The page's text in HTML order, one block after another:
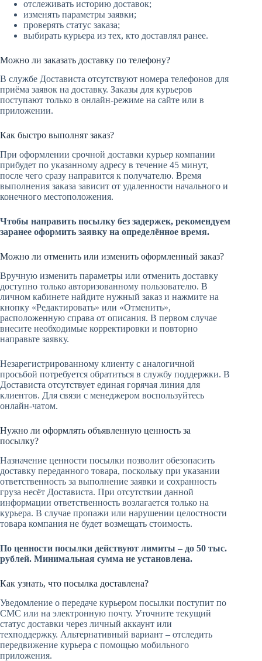
отслеживать историю доставок;
изменять параметры заявки;
проверять статус заказа;
выбирать курьера из тех, кто доставлял ранее.
Можно ли заказать доставку по телефону?
В службе Достависта отсутствуют номера телефонов для
приёма заявок на доставку. Заказы для курьеров
поступают только в онлайн-режиме на сайте или в
приложении.
Как быстро выполнят заказ?
При оформлении срочной доставки курьер компании
прибудет по указанному адресу в течение 45 минут,
после чего сразу направится к получателю. Время
выполнения заказа зависит от удаленности начального и
конечного местоположения.
Чтобы направить посылку без задержек, рекомендуем
заранее оформить заявку на определённое время.
Можно ли отменить или изменить оформленный заказ?
Вручную изменить параметры или отменить доставку
доступно только авторизованному пользователю. В
личном кабинете найдите нужный заказ и нажмите на
кнопку «Редактировать» или «Отменить»,
расположенную справа от описания. В первом случае
внесите необходимые корректировки и повторно
направьте заявку.
Незарегистрированному клиенту с аналогичной
просьбой потребуется обратиться в службу поддержки. В
Достависта отсутствует единая горячая линия для
клиентов. Для связи с менеджером воспользуйтесь
онлайн-чатом.
Нужно ли оформлять объявленную ценность за
посылку?
Назначение ценности посылки позволит обезопасить
доставку переданного товара, поскольку при указании
ответственность за выполнение заявки и сохранность
груза несёт Достависта. При отсутствии данной
информации ответственность возлагается только на
курьера. В случае пропажи или нарушении целостности
товара компания не будет возмещать стоимость.
По ценности посылки действуют лимиты – до 50 тыс.
рублей. Минимальная сумма не установлена.
Как узнать, что посылка доставлена?
Уведомление о передаче курьером посылки поступит по
СМС или на электронную почту. Уточните текущий
статус доставки через личный аккаунт или
техподдержку. Альтернативный вариант – отследить
передвижение курьера с помощью мобильного
приложения.